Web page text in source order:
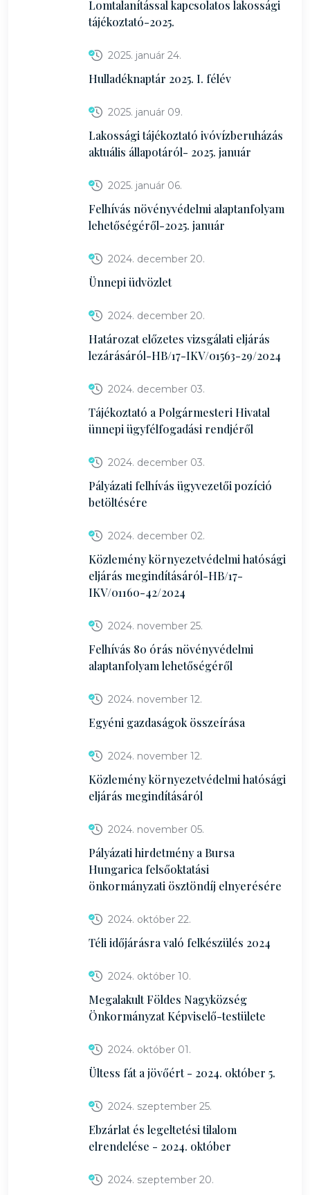
Lomtalanítással kapcsolatos lakossági
tájékoztató-2025.
2025. január 24.
Hulladéknaptár 2025. I. félév
2025. január 09.
Lakossági tájékoztató ivóvízberuházás
aktuális állapotáról- 2025. január
2025. január 06.
Felhívás növényvédelmi alaptanfolyam
lehetőségéről-2025. január
2024. december 20.
Ünnepi üdvözlet
2024. december 20.
Határozat előzetes vizsgálati eljárás
lezárásáról-HB/17-IKV/01563-29/2024
2024. december 03.
Tájékoztató a Polgármesteri Hivatal
ünnepi ügyfélfogadási rendjéről
2024. december 03.
Pályázati felhívás ügyvezetői pozíció
betöltésére
2024. december 02.
Közlemény környezetvédelmi hatósági
eljárás megindításáról-HB/17-
IKV/01160-42/2024
2024. november 25.
Felhívás 80 órás növényvédelmi
alaptanfolyam lehetőségéről
2024. november 12.
Egyéni gazdaságok összeírása
2024. november 12.
Közlemény környezetvédelmi hatósági
eljárás megindításáról
2024. november 05.
Pályázati hirdetmény a Bursa
Hungarica felsőoktatási
önkormányzati ösztöndíj elnyerésére
2024. október 22.
Téli időjárásra való felkészülés 2024
2024. október 10.
Megalakult Földes Nagyközség
Önkormányzat Képviselő-testülete
2024. október 01.
Ültess fát a jövőért - 2024. október 5.
2024. szeptember 25.
Ebzárlat és legeltetési tilalom
elrendelése - 2024. október
2024. szeptember 20.